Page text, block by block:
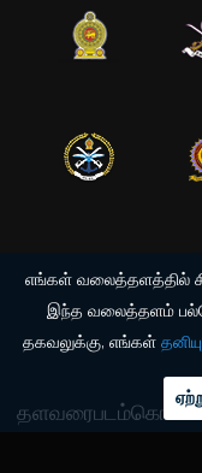
தளவரைபடம்
எங்கள் வலைத்தளத்தில்
இந்த வலைத்தளம்
தகவலுக்கு, எங்கள்